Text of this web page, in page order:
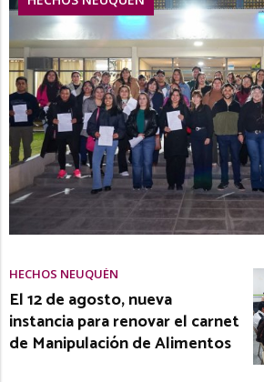
HECHOS NEUQUÉN
El 12 de agosto, nueva
instancia para renovar el carnet
de Manipulación de Alimentos